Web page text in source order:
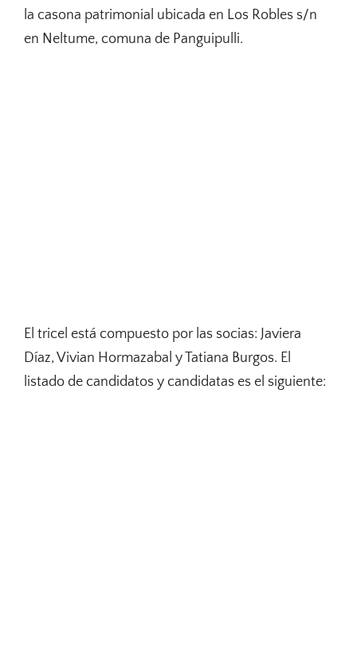
la casona patrimonial ubicada en Los Robles s/n
en Neltume, comuna de Panguipulli.
El tricel está compuesto por las socias: Javiera
Díaz, Vivian Hormazabal y Tatiana Burgos. El
listado de candidatos y candidatas es el siguiente: